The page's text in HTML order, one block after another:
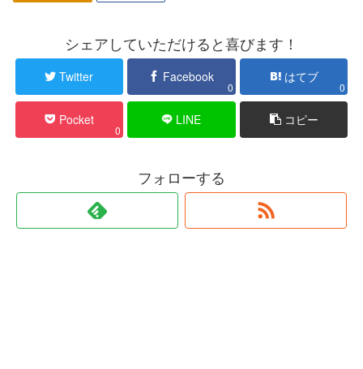
シェアしていただけると喜びます！
Twitter Facebook
0
はてブ
0
Pocket
0
LINE コピー
フォローする